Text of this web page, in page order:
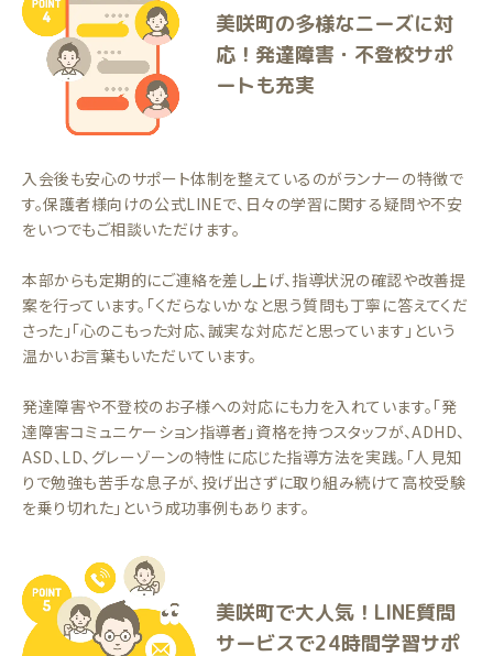
美咲町の多様なニーズに対
応！発達障害・不登校サポ
ートも充実
入会後も安心のサポート体制を整えているのがランナーの特徴で
す。保護者様向けの公式LINEで、日々の学習に関する疑問や不安
をいつでもご相談いただけます。
本部からも定期的にご連絡を差し上げ、指導状況の確認や改善提
案を行っています。「くだらないかなと思う質問も丁寧に答えてくだ
さった」「心のこもった対応、誠実な対応だと思っています」という
温かいお言葉もいただいています。
発達障害や不登校のお子様への対応にも力を入れています。「発
達障害コミュニケーション指導者」資格を持つスタッフが、ADHD、
ASD、LD、グレーゾーンの特性に応じた指導方法を実践。「人見知
りで勉強も苦手な息子が、投げ出さずに取り組み続けて高校受験
を乗り切れた」という成功事例もあります。
美咲町で大人気！LINE質問
サービスで24時間学習サポ